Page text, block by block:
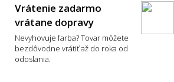
zvolím zlú veľkosť koberca?
Vrátenie zadarmo
vrátane dopravy
Nevyhovuje farba? Tovar môžete
bezdôvodne vrátiť až do roka od
odoslania.